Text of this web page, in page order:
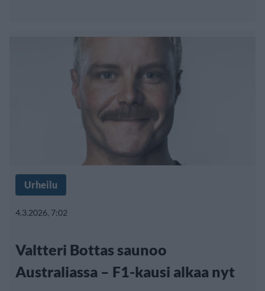
Urheilu
4.3.2026, 7:02
Valtteri Bottas saunoo
Australiassa – F1-kausi alkaa nyt